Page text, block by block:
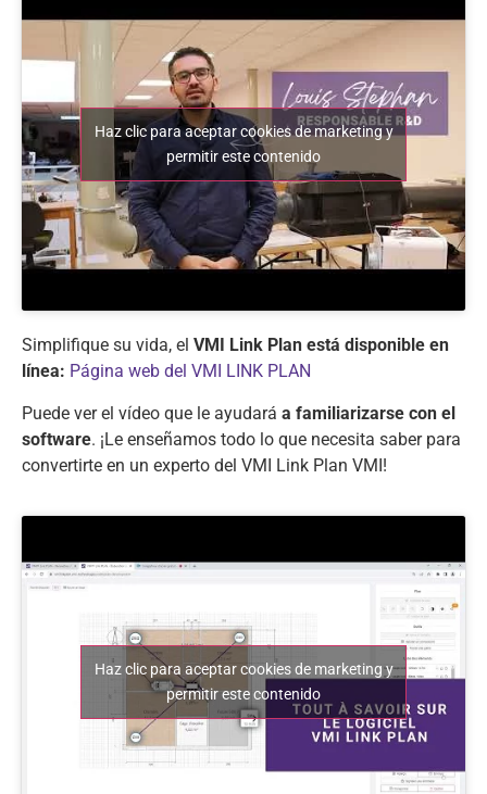
Haz clic para aceptar cookies de marketing y
permitir este contenido
Simplifique su vida, el VMI Link Plan está disponible en
línea: Página web del VMI LINK PLAN
Puede ver el vídeo que le ayudará a familiarizarse con el
software. ¡Le enseñamos todo lo que necesita saber para
convertirte en un experto del VMI Link Plan VMI!
Haz clic para aceptar cookies de marketing y
permitir este contenido